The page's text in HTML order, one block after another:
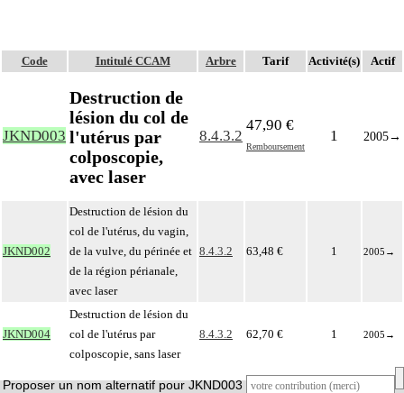
Code Intitulé CCAM Arbre Tarif Activité(s) Actif
JKND003
Destruction de
lésion du col de
l'utérus par
colposcopie,
avec laser
8.4.3.2
47,90 €
Remboursement
1 2005→
JKND002
Destruction de lésion du
col de l'utérus, du vagin,
de la vulve, du périnée et
de la région périanale,
avec laser
8.4.3.2 63,48 € 1 2005 →
JKND004
Destruction de lésion du
col de l'utérus par
colposcopie, sans laser
8.4.3.2 62,70 € 1 2005 →
Proposer un nom alternatif pour JKND003